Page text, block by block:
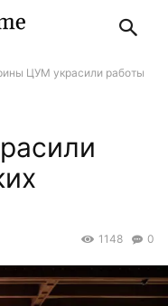
ЦУМ украсили работы
0
1148